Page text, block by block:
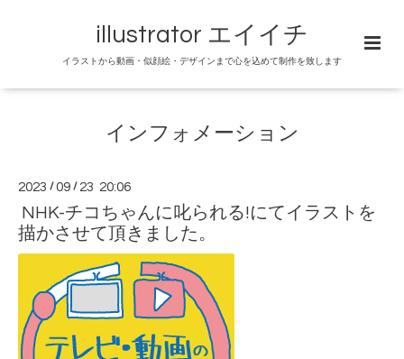
illustrator エイイチ
イラストから動画・似顔絵・デザインまで心を込めて制作を致します
インフォメーション
2023 /09 / 23 20:06
NHK-チコちゃんに叱られる!にてイラストを
描かさせて頂きました。